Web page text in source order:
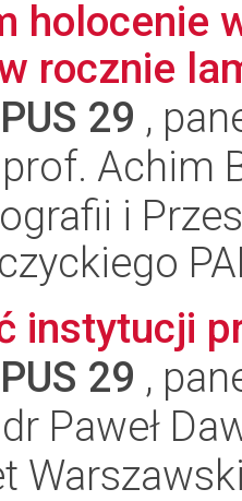
holocenie
rocznie
29 ,
Achim
i
instytucji
29 ,
Paweł